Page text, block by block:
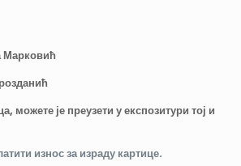
Марковић
можете је преузети у експозитури тој и
износ за израду картице.